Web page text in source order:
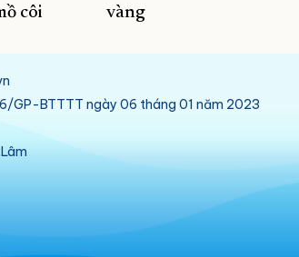
côi
vàng
GP-BTTTT ngày 06 tháng 01 năm 2023